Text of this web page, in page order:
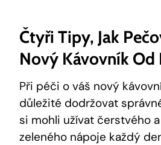
Čtyři Tipy, Jak
Nový Kávovník Od
Při péči o váš nový
důležité dodržovat
si mohli užívat čerstvého
zeleného nápoje každý